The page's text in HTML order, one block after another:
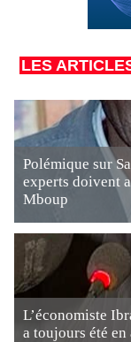
LES
Polémique sur
experts doivent
Mboup
L’économiste
a toujours été en